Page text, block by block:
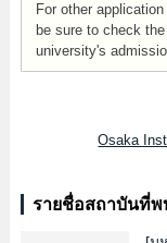
For other
be sure to check
university's
Osaka
รายชื่อสถาบันที่พ